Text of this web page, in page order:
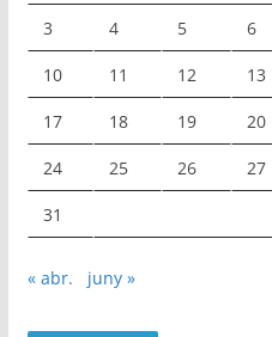
3 4 5 6
10 11 12 13
17 18 19 20
24 25 26 27
31
« abr. juny »